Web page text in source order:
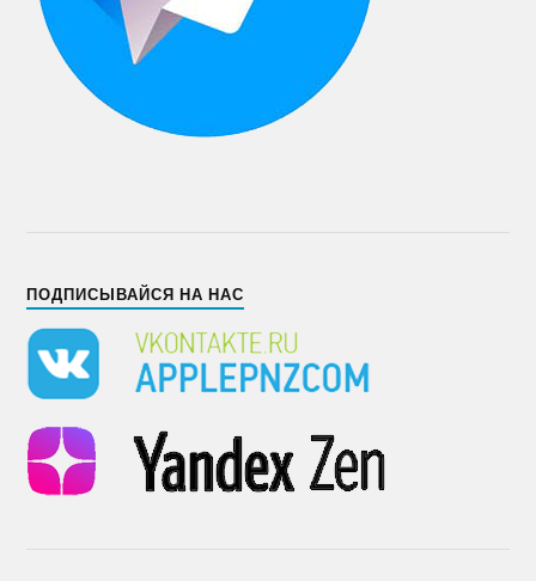
ПОДПИСЫВАЙСЯ НА НАС